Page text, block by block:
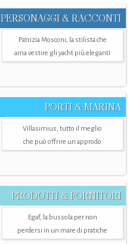
PERSONAGGI & RACCONTI
Patrizia Mosconi, la stilista che
ama vestire gli yacht più eleganti
PORTI & MARINA
Villasimius, tutto il meglio
che può offrire un approdo
PRODOTTI & FORNITORI
Egaf, la bussola per non
perdersi in un mare di pratiche